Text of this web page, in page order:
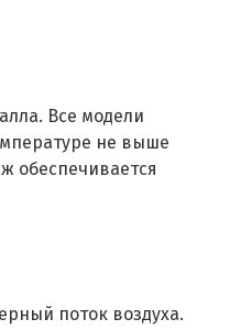
Все модели
не выше
обеспечивается
поток воздуха.